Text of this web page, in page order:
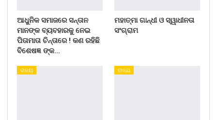
ଆଧୁନିକ ସମାଜରେ ସନ୍ତାନ
ମାନଙ୍କ ବ୍ୟବହାରକୁ ନେଇ
ପିତାମାତା ଚିନ୍ତାରେ ! କଣ ରହିଛି
ବିଶେଷଜ୍ଞ ଙ୍କ…
ମହାତ୍ମା ଗାନ୍ଧୀ ଓ ସ୍ୱାଧୀନତା
ସଂଗ୍ରାମ
ରାଜ୍ୟ ରାଜ୍ୟ